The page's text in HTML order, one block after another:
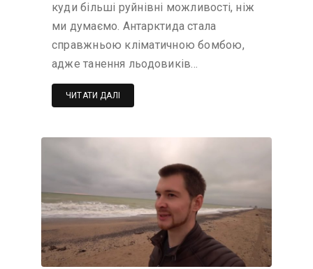
куди більші руйнівні можливості, ніж
ми думаємо. Антарктида стала
справжньою кліматичною бомбою,
адже танення льодовиків…
ЧИТАТИ ДАЛІ